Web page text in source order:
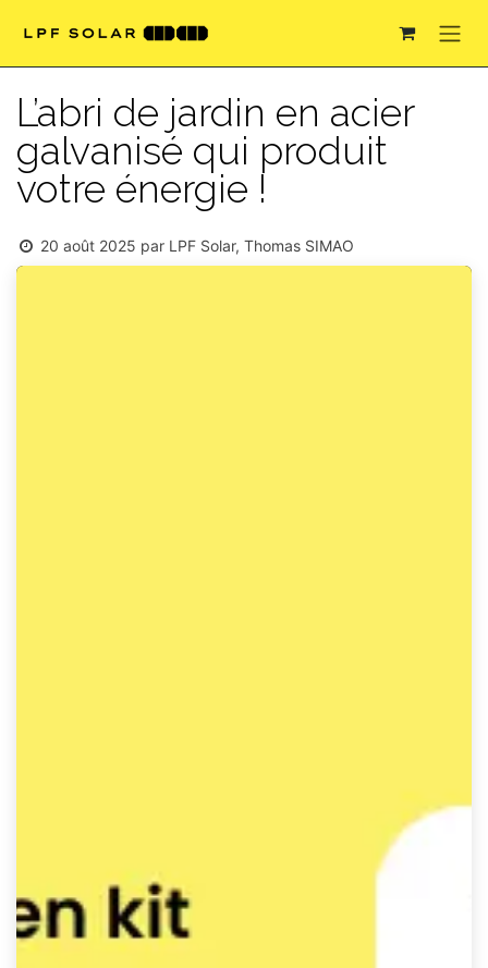
L’abri de jardin en acier
galvanisé qui produit
votre énergie !
20 août 2025 par LPF Solar, Thomas SIMAO